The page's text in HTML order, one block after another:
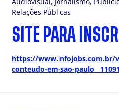
Relações Públicas
SITE PARA
https://www.infojobs.com.br/
conteudo-em-sao-